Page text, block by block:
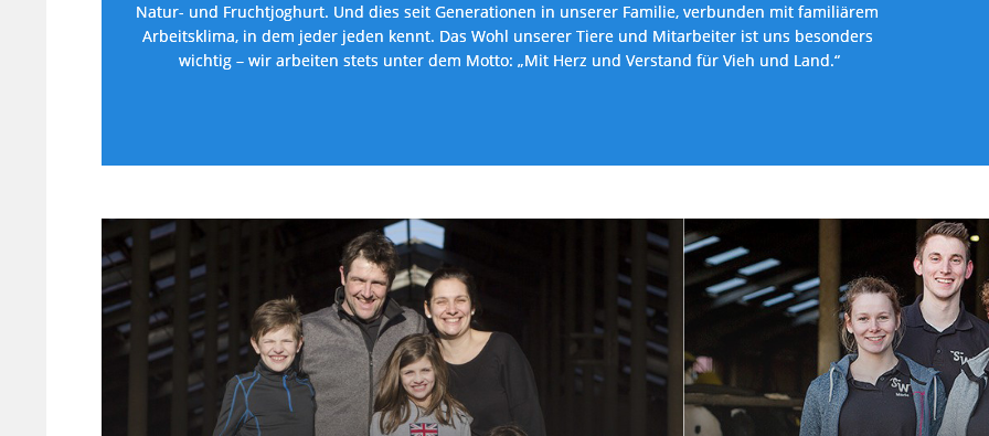
Natur- und Fruchtjoghurt. Und dies seit Generationen in unserer Familie, verbunden mit familiärem
Arbeitsklima, in dem jeder jeden kennt. Das Wohl unserer Tiere und Mitarbeiter ist uns besonders
wichtig – wir arbeiten stets unter dem Motto: „Mit Herz und Verstand für Vieh und Land.“